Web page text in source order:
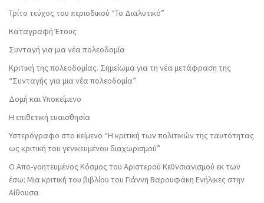
Τρίτο τεύχος του περιοδικού “Το Διαλυτικό”
Καταγραφή Έτους
Συνταγή για μια νέα πολεοδομία
Κριτική της πολεοδομίας. Σημείωμα για τη νέα μετάφραση της
“Συνταγής για μια νέα πολεοδομία”
Δομή και Υποκείμενο
Η επιθετική ευαισθησία
Υστερόγραφο στο κείμενο “Η κριτική των πολιτικών της ταυτότητας
ως κριτική του γενικευμένου διαχωρισμού”
Ο Απο-γοητευμένος Κόσμος του Αριστερού Κεϋνσιανισμού εκ των
έσω: Μια κριτική του βιβλίου του Γιάννη Βαρουφάκη Ενήλικες στην
Αίθουσα